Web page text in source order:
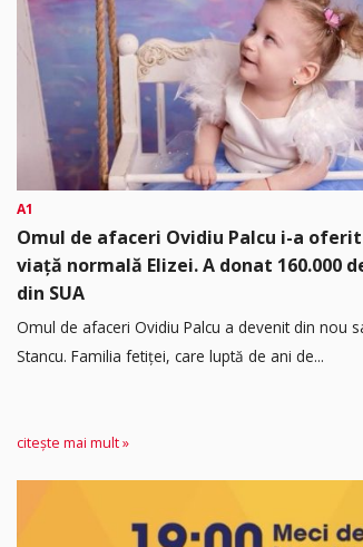
A1
Omul de afaceri Ovidiu Palcu i-a
viață normală Elizei. A donat 160.000
din SUA
Omul de afaceri Ovidiu Palcu a devenit din nou
Stancu. Familia fetiței, care luptă de ani de...
citește mai mult »